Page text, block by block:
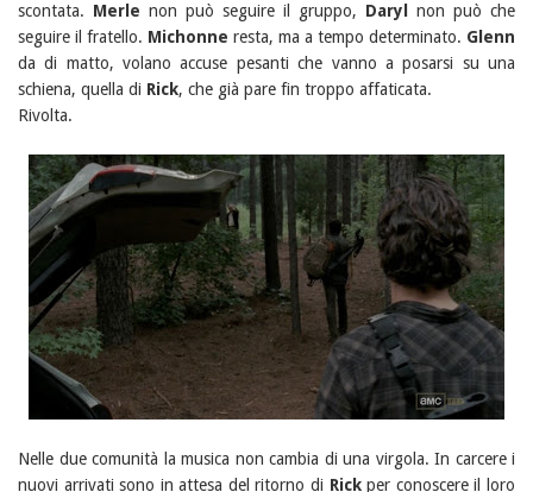
scontata. Merle non può seguire il gruppo, Daryl
non può che
seguire il fratello. Michonne resta, ma a tempo determinato. Glenn
da di matto, volano accuse pesanti che vanno a posarsi su una
schiena, quella di Rick, che già pare fin troppo affaticata.
Rivolta.
Nelle due comunità la musica non cambia di una virgola. In carcere i
nuovi arrivati sono in attesa del ritorno di Rickper conoscere il loro